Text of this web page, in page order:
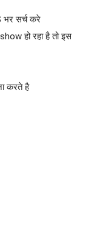
भर सर्च करे
हो रहा है तो इस
करते है